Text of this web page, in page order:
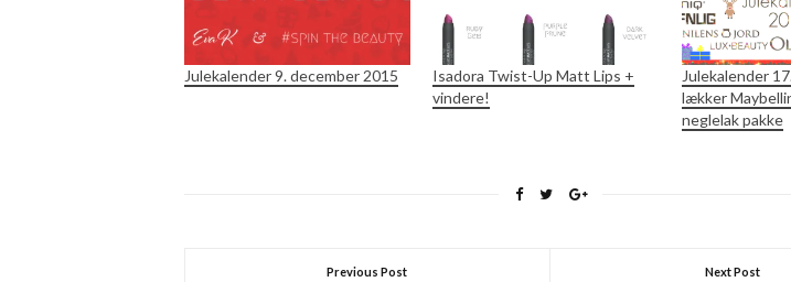
Julekalender 9. december 2015
Isadora Twist-Up Matt Lips +
vindere!
Julekalender
lækker
neglelak pakke
Previous Post Next Post